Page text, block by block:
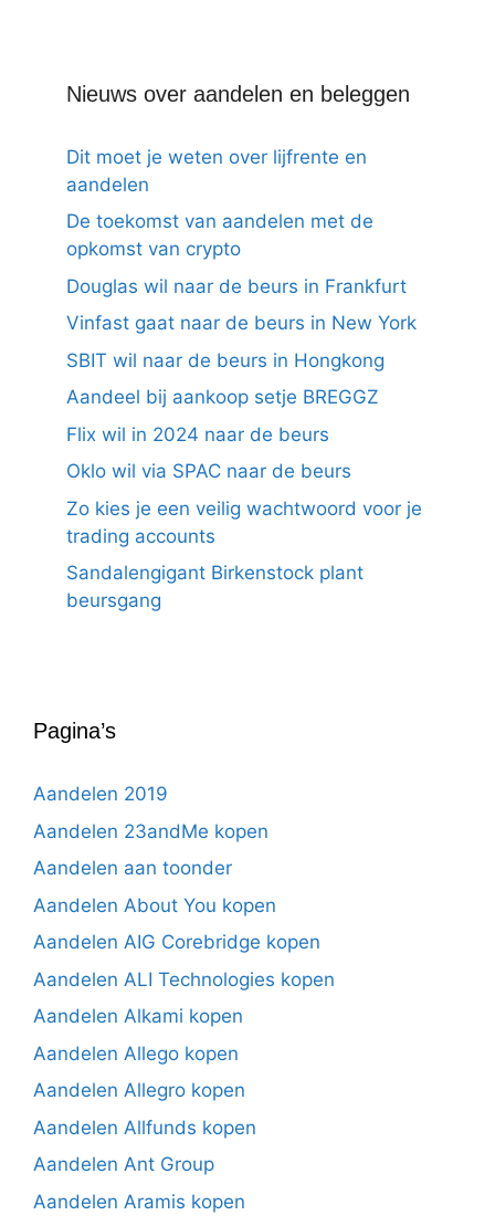
Nieuws over aandelen en beleggen
Dit moet je weten over lijfrente en
aandelen
De toekomst van aandelen met de
opkomst van crypto
Douglas wil naar de beurs in Frankfurt
Vinfast gaat naar de beurs in New York
SBIT wil naar de beurs in Hongkong
Aandeel bij aankoop setje BREGGZ
Flix wil in 2024 naar de beurs
Oklo wil via SPAC naar de beurs
Zo kies je een veilig wachtwoord voor je
trading accounts
Sandalengigant Birkenstock plant
beursgang
Pagina’s
Aandelen 2019
Aandelen 23andMe kopen
Aandelen aan toonder
Aandelen About You kopen
Aandelen AIG Corebridge kopen
Aandelen ALI Technologies kopen
Aandelen Alkami kopen
Aandelen Allego kopen
Aandelen Allegro kopen
Aandelen Allfunds kopen
Aandelen Ant Group
Aandelen Aramis kopen